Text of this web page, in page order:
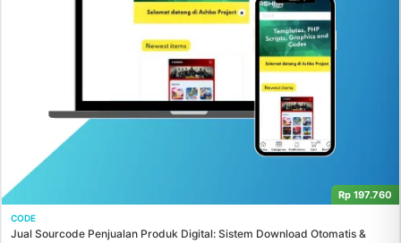
Rp 197.760
CODE
Jual Sourcode Penjualan Produk Digital: Sistem Download Otomatis &